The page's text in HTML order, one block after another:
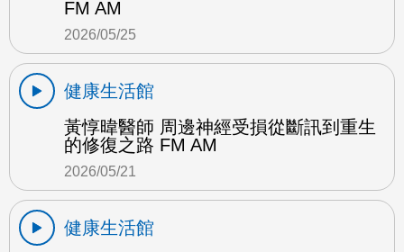
FM AM
2026/05/25
健康生活館
黃惇暐醫師 周邊神經受損從斷訊到重生
的修復之路 FM AM
2026/05/21
健康生活館